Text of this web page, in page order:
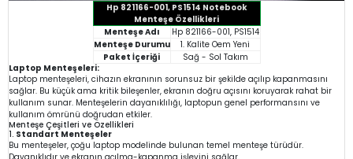
Hp 821166-001, PS1514 Notebook
Menteşe Özellikleri
Menteşe Adı
Hp 821166-001, PS1514
Menteşe Durumu
1. Kalite Oem Yeni
Paket İçeriği
Sağ - Sol Takım
Laptop Menteşeleri:
Laptop menteşeleri, cihazın ekranının sorunsuz bir şekilde açılıp kapanmasını
sağlar. Bu küçük ama kritik bileşenler, ekranın doğru açısını koruyarak rahat bir
kullanım sunar. Menteşelerin dayanıklılığı, laptopun genel performansını ve
kullanım ömrünü doğrudan etkiler.
Menteşe Çeşitleri ve Özellikleri
1. Standart Menteşeler
Bu menteşeler, çoğu laptop modelinde bulunan temel menteşe türüdür.